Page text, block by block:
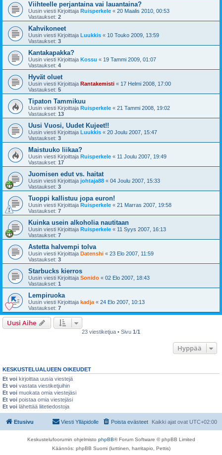
Viihteelle perjantaina vai lauantaina?
Uusin viesti Kirjoittaja Ruisperkele « 20 Maalis 2010, 00:53
Vastaukset: 2
Kahvikoneet
Uusin viesti Kirjoittaja Luukkis « 10 Touko 2009, 13:59
Vastaukset: 3
Kantakapakka?
Uusin viesti Kirjoittaja Kossu « 19 Tammi 2009, 01:07
Vastaukset: 4
Hyvät oluet
Uusin viesti Kirjoittaja Rantakemisti « 17 Helmi 2008, 17:00
Vastaukset: 5
Tipaton Tammikuu
Uusin viesti Kirjoittaja Ruisperkele « 21 Tammi 2008, 19:02
Vastaukset: 13
Uusi Vuosi, Uudet Kujeet!!
Uusin viesti Kirjoittaja Luukkis « 20 Joulu 2007, 15:47
Vastaukset: 3
Maistuuko liikaa?
Uusin viesti Kirjoittaja Ruisperkele « 11 Joulu 2007, 19:49
Vastaukset: 17
Juomisen edut vs. haitat
Uusin viesti Kirjoittaja johtaja88 « 04 Joulu 2007, 15:33
Vastaukset: 3
Tuoppi kallistuu jopa euron!
Uusin viesti Kirjoittaja Ruisperkele « 21 Marras 2007, 19:58
Vastaukset: 7
Kuinka usein alkoholia nautitaan
Uusin viesti Kirjoittaja Ruisperkele « 11 Syys 2007, 16:13
Vastaukset: 7
Astetta halvempi tolva
Uusin viesti Kirjoittaja Datenshi « 23 Elo 2007, 11:59
Vastaukset: 3
Starbucks kierros
Uusin viesti Kirjoittaja Sonido « 02 Elo 2007, 18:43
Vastaukset: 1
Lempiruoka
Uusin viesti Kirjoittaja kadja « 24 Elo 2007, 10:13
Vastaukset: 7
Uusi Aihe
23 viestiketjua • Sivu 1/1
Hyppää
KESKUSTELUALUEEN OIKEUDET
Et voi kirjoittaa uusia viestejä
Et voi vastata viestiketjuihin
Et voi muokata omia viestejäsi
Et voi poistaa omia viestejäsi
Et voi lähettää liitetiedostoja
Etusivu Kaikki ajat ovat UTC+02:00
Poista evästeet
Viesti Ylläpidolle
Keskustelufoorumin ohjelmisto phpBB® Forum Software © phpBB Limited
Käännös: phpBB Suomi (lurttinen, harritapio, Pettis)